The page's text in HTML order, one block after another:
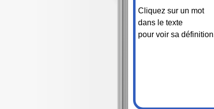
Cliquez sur un mot
dans le texte
pour voir sa